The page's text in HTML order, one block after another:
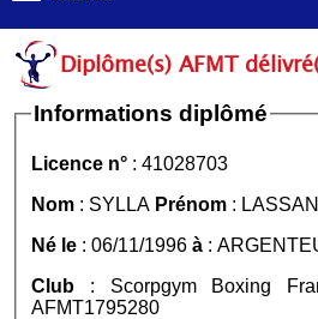
Diplôme(s) AFMT
Informations diplômé
Licence n° : 41028703
Nom : SYLLA Prénom :
Né le : 06/11/1996 à :
Club : Scorpgym Boxing
AFMT1795280